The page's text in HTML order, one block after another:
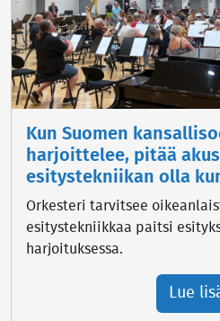
Kun Suomen
harjoittelee, pitää
esitystekniikan olla
Orkesteri tarvitsee
esitystekniikkaa paitsi
harjoituksessa.
Lue